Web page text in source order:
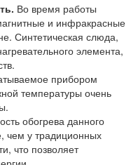
Во время работы
и инфракрасные
Синтетическая слюда,
элемента,
прибором
температуры очень
обогрева данного
чем у традиционных
что позволяет